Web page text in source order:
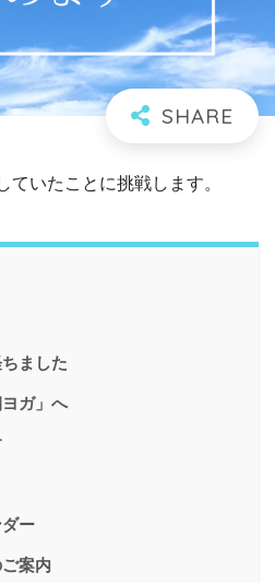
ていたことに挑戦します。
ました
ヨガ」へ
ー
案内